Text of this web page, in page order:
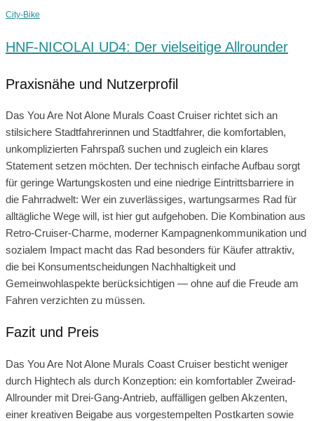
City-Bike
HNF-NICOLAI UD4: Der vielseitige Allrounder
Praxisnähe und Nutzerprofil
Das You Are Not Alone Murals Coast Cruiser richtet sich an
stilsichere Stadtfahrerinnen und Stadtfahrer, die komfortablen,
unkomplizierten Fahrspaß suchen und zugleich ein klares
Statement setzen möchten. Der technisch einfache Aufbau sorgt
für geringe Wartungskosten und eine niedrige Eintrittsbarriere in
die Fahrradwelt: Wer ein zuverlässiges, wartungsarmes Rad für
alltägliche Wege will, ist hier gut aufgehoben. Die Kombination aus
Retro-Cruiser-Charme, moderner Kampagnenkommunikation und
sozialem Impact macht das Rad besonders für Käufer attraktiv,
die bei Konsumentscheidungen Nachhaltigkeit und
Gemeinwohlaspekte berücksichtigen — ohne auf die Freude am
Fahren verzichten zu müssen.
Fazit und Preis
Das You Are Not Alone Murals Coast Cruiser besticht weniger
durch Hightech als durch Konzeption: ein komfortabler Zweirad-
Allrounder mit Drei-Gang-Antrieb, auffälligen gelben Akzenten,
einer kreativen Beigabe aus vorgestempelten Postkarten sowie